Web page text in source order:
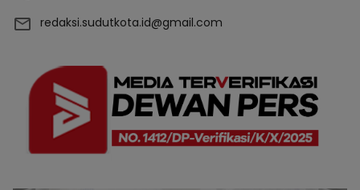
redaksi.sudutkota.id@gmail.com